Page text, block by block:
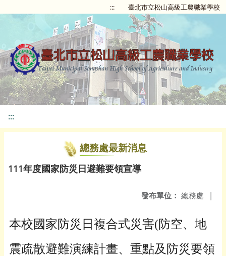
::: 臺北市立松山高級工農職業學校
:::
總務處最新消息
111年度國家防災日避難要領宣導
發布單位： 總務處 |
本校國家防災日複合式災害(防空、地
震疏散避難演練計畫、重點及防災要領